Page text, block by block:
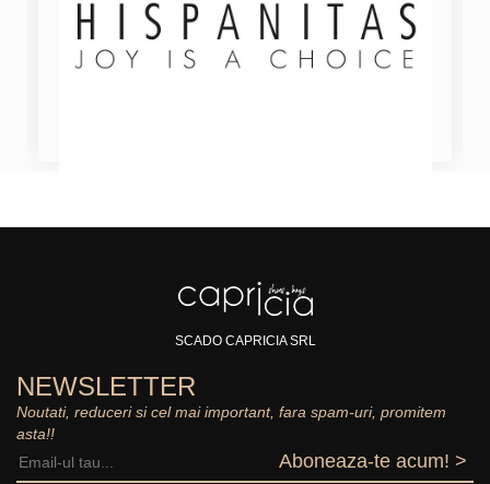
SCADO CAPRICIA SRL
NEWSLETTER
Noutati, reduceri si cel mai important, fara spam-uri, promitem
asta!!
Aboneaza-te acum! >